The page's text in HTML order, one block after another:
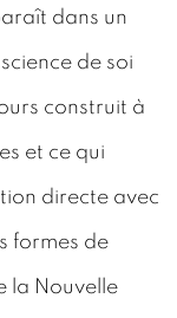
dans un
de soi
construit à
et ce qui
directe avec
formes de
la Nouvelle